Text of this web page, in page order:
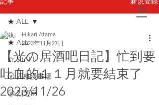
お問い合わせ
★ ALL
☆ STAFF
ⓥ 四格漫畫櫃
ⓥ 烈芝麻
★ ALL
【光の居酒吧日記】忙到要
吐血的１１月就要結束了
2023/11/26
Hikari Atama
2023年11月27日